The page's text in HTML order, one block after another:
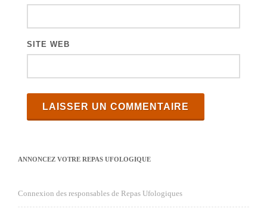
SITE WEB
ANNONCEZ VOTRE REPAS UFOLOGIQUE
Connexion des responsables de Repas Ufologiques